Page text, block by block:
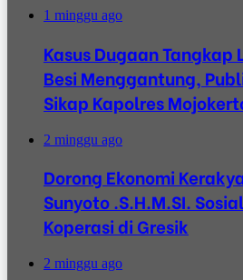
1 minggu ago
Kasus Dugaan Tangkap
Besi Menggantung,
Sikap Kapolres
2 minggu ago
Dorong Ekonomi
Sunyoto .S.H.M.SI.
Koperasi di Gresik
2 minggu ago